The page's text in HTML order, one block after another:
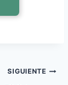
SIGUIENTE